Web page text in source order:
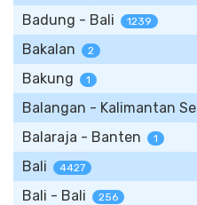
Badung - Bali 1239
Bakalan 2
Bakung 1
Balangan - Kalimantan
Balaraja - Banten 1
Bali 4427
Bali - Bali 256